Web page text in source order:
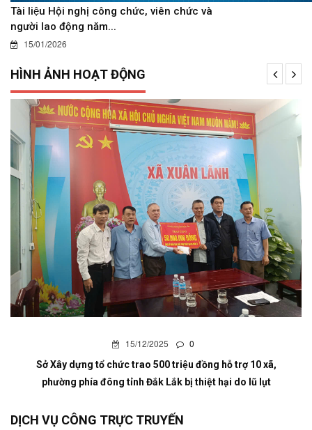
Tài liệu Hội nghị công chức, viên chức và
người lao động năm...
15/01/2026
HÌNH ẢNH HOẠT ĐỘNG
15/12/2025 0
Sở Xây dựng tổ chức trao 500 triệu đồng hỗ trợ 10 xã,
phường phía đông tỉnh Đắk Lắk bị thiệt hại do lũ lụt
DỊCH VỤ CÔNG TRỰC TRUYẾN